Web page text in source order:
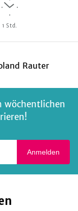
1 Std.
Rauter
wöchentlichen
Anmelden